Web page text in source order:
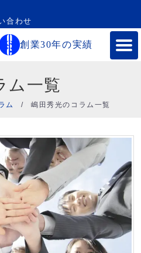
合わせ
創業30年の実績
ム一覧
ム /嶋田秀光のコラム一覧